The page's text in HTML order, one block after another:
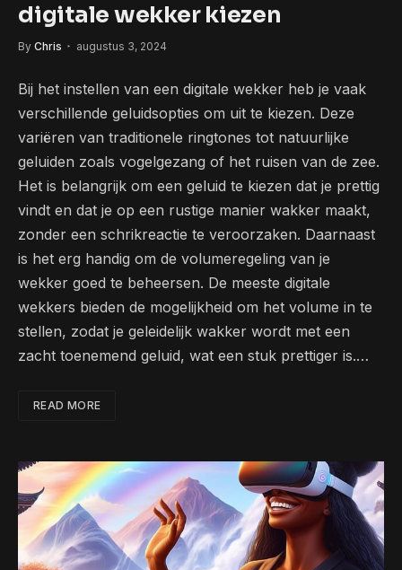
digitale wekker kiezen
By Chris augustus 3, 2024
Bij het instellen van een digitale wekker heb je vaak
verschillende geluidsopties om uit te kiezen. Deze
variëren van traditionele ringtones tot natuurlijke
geluiden zoals vogelgezang of het ruisen van de zee.
Het is belangrijk om een geluid te kiezen dat je prettig
vindt en dat je op een rustige manier wakker maakt,
zonder een schrikreactie te veroorzaken. Daarnaast
is het erg handig om de volumeregeling van je
wekker goed te beheersen. De meeste digitale
wekkers bieden de mogelijkheid om het volume in te
stellen, zodat je geleidelijk wakker wordt met een
zacht toenemend geluid, wat een stuk prettiger is.…
READ MORE